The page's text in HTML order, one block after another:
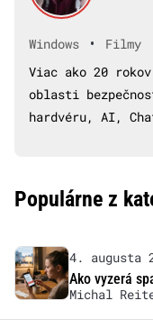
Windows • Filmy
Viac ako 20
oblasti
hardvéru, AI,
Populárne z
4. augusta
Ako vyzerá
Michal